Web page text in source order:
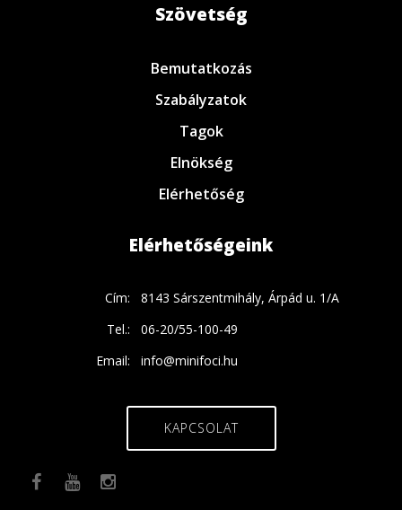
Szövetség
Bemutatkozás
Szabályzatok
Tagok
Elnökség
Elérhetőség
Elérhetőségeink
Cím:
8143 Sárszentmihály, Árpád u. 1/A
Tel.:
06-20/55-100-49
Email:
info@minifoci.hu
KAPCSOLAT